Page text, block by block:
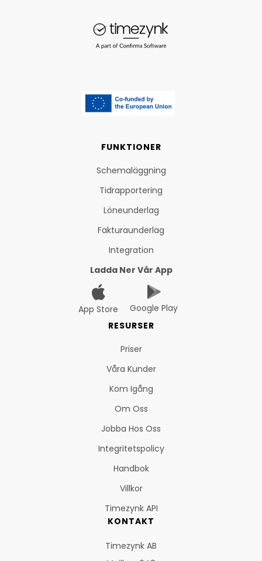
FUNKTIONER
Schemaläggning
Tidrapportering
Löneunderlag
Fakturaunderlag
Integration
Ladda Ner Vår App
App Store
Google Play
RESURSER
Priser
Våra Kunder
Kom Igång
Om Oss
Jobba Hos Oss
Integritetspolicy
Handbok
Villkor
Timezynk API
KONTAKT
Timezynk AB